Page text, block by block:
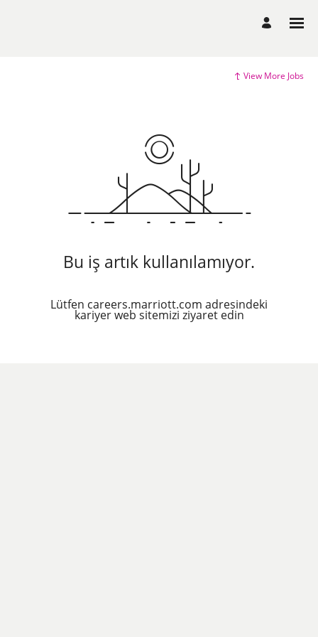
View More Jobs
Bu iş artık kullanılamıyor.
Lütfen careers.marriott.com adresindeki
kariyer web sitemizi ziyaret edin